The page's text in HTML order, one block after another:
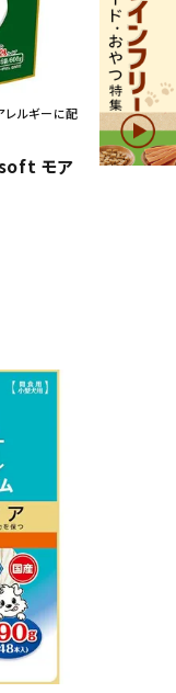
レルギーに配
モア